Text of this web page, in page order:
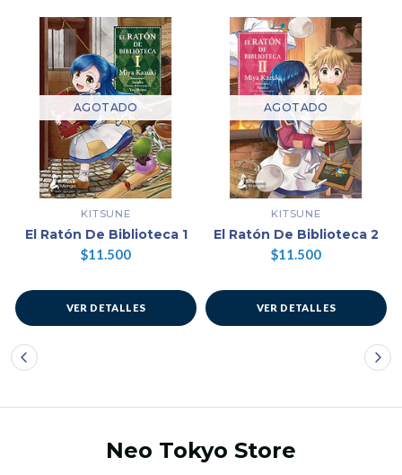
AGOTADO
KITSUNE
El Ratón De Biblioteca 1
$11.500
VER DETALLES
AGOTADO
KITSUNE
El Ratón De Biblioteca 2
$11.500
VER DETALLES
Neo Tokyo Store